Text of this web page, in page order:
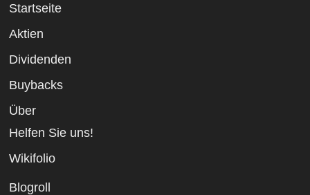
Startseite
Aktien
Dividenden
Buybacks
Über
Helfen Sie uns!
Wikifolio
Blogroll